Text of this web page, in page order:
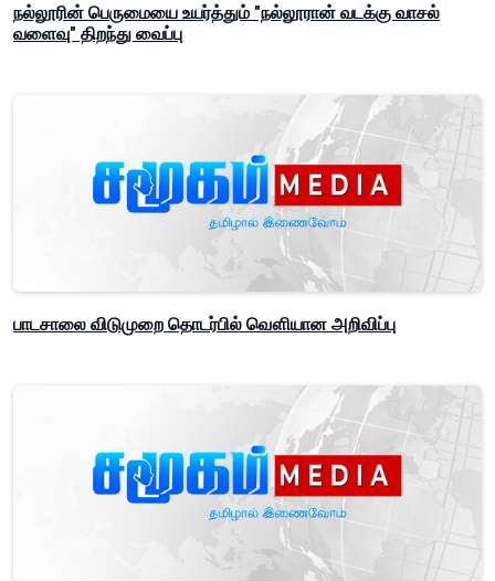
நல்லூரின் பெருமையை உயர்த்தும் "நல்லூரான் வடக்கு வாசல்
வளைவு" திறந்து வைப்பு
பாடசாலை விடுமுறை தொடர்பில் வௌியான அறிவிப்பு